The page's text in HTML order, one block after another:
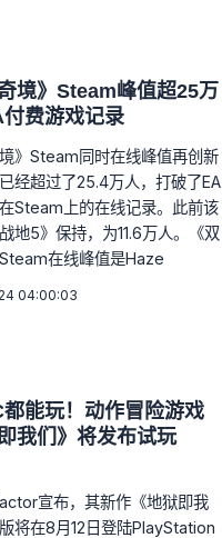
奇境》Steam峰值超25万
费游戏记录
境》Steam同时在线峰值再创新
经超过了25.4万人，打破了EA
Steam上的在线记录。此前该
地5》保持，为11.6万人。《双
在线峰值是Haze
04:00:03
都能玩！动作冒险游戏
我们》将发布试玩
宣布，其新作《地狱即我
将在8月12日登陆PlayStation